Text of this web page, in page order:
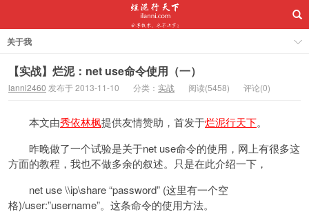
关于我
【实战】烂泥：net use命令使用（一）
lanni2460 发布于 2013-11-10 分类： 实战 阅读(5458) 评论(0)
本文由秀依林枫提供友情赞助，首发于烂泥行天下。
昨晚做了一个试验是关于net use命令的使用，网上有很多这
方面的教程，我也不做多余的叙述。只是在此介绍一下，
net use \\ip\share “password” (这里有一个空
格)/user:”username”。这条命令的使用方法。